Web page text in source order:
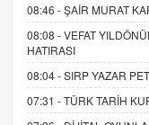
08:46 -ŞAİR MURAT
08:08 -VEFAT
HATIRASI
08:04 -SIRP YAZAR
07:31 -TÜRK TARİH